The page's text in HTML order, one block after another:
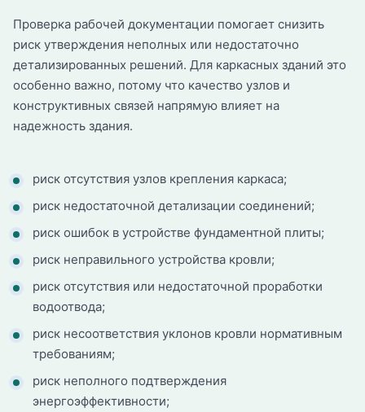
Проверка рабочей документации помогает снизить
риск утверждения неполных или недостаточно
детализированных решений. Для каркасных зданий это
особенно важно, потому что качество узлов и
конструктивных связей напрямую влияет на
надежность здания.
риск отсутствия узлов крепления каркаса;
риск недостаточной детализации соединений;
риск ошибок в устройстве фундаментной плиты;
риск неправильного устройства кровли;
риск отсутствия или недостаточной проработки
водоотвода;
риск несоответствия уклонов кровли нормативным
требованиям;
риск неполного подтверждения
энергоэффективности;